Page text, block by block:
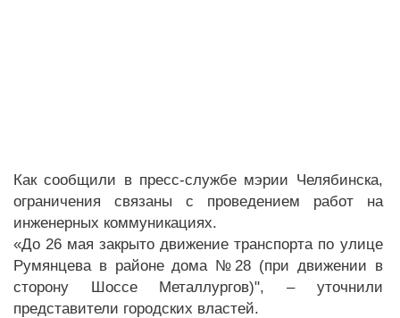
Как сообщили в пресс-службе мэрии Челябинска,
ограничения связаны с проведением работ на
инженерных коммуникациях.
«До 26 мая закрыто движение транспорта по улице
Румянцева в районе дома №28 (при движении в
сторону Шоссе Металлургов)", – уточнили
представители городских властей.